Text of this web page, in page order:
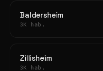
Baldersheim
3K hab.
Zillisheim
3K hab.